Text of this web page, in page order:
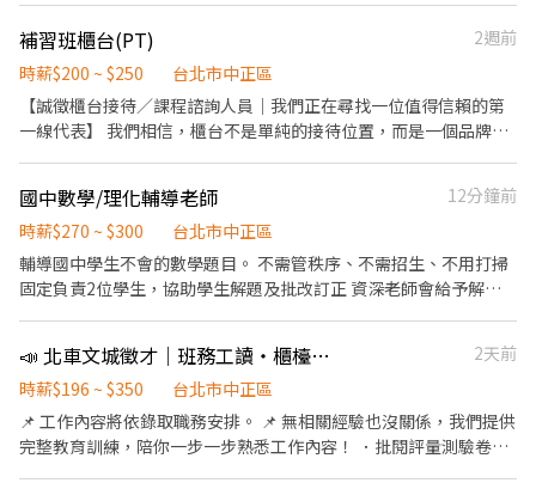
坊！ * 🦸‍♂️🦸‍♀️ 熱愛孩子的助教 * 時薪 200 元起 ⬆️⬆️ (表現優異另有加
給) * 協助老師準備課程教材、 維持課堂秩序、 陪伴孩子學習 * 喜歡
和孩子互動、 有耐心、 具備基礎電腦操作能力 * 沒經驗？ 免驚！
完整的師訓制度， 讓你輕鬆上手！ 😉 * 👨‍💻👩‍💻 經驗豐富的程式講
專長、 教學經驗豐富、 能設計生動活潑的課程 * 課程教案都幫你排
好好， 照著上就 OK！ 😎 🎁 加入樂程坊， 你將享有： * 💰 優渥的
作環境和團隊 (同事都超好相處！) * 🚀 持續學習和成長的機會 (提升
你的教學和程式能力！) * 🥳 和孩子一起玩樂、 激發創意 (每天都被
孩子們的童真療癒！) * 🥳 彈性排班， 兼顧課業和生活 (打工賺錢、
社團玩樂、 戀愛交友 ... 通通沒問題！) 💖 如果你： * 喜歡孩子 * 對
我們！ 📞 聯絡方式 * 電話： 0952388661 * Email：
thefunlearnbar@gmail.com * 歡迎直接私訊詢問喔！！！ 期待你
的加入， 和我們一起 玩轉程式、 啟發未來！ ✨
補習班櫃台(PT)
2週前
時薪$200 ~ $250
台北市中正區
【誠徵櫃台接待／課程諮詢人員｜我們正在尋找一位值得信賴的第
一線代表】 我們相信，櫃台不是單純的接待位置，而是一個品牌與
負責接待來訪學員與顧客，提供友善且專業的第一印象 2.課程資訊
諮詢與報名協助，清楚傳達課程價值 3.協助社群平台日常經營，傳
遞品牌理念與溫度 4.基本行政庶務處理，協助維持營運流程順暢 5.
社群經營 我們希望你具備以下特質: 口齒清晰，思路清楚，擅長溝通
地面對不同情境 對社群經營有基本概念，願意學習與成長 【我們在
找的人，不只是能勝任這份工作，更是願意和我們一起努力的夥
們誠摯邀請你加入我們的行列，一起打造不一樣的未來。 請立即投
遞履歷，讓我們認識你 適合的人選，我們將盡快安排面談，期待與
你相見。
國中數學/理化輔導老師
12分鐘前
時薪$270 ~ $300
台北市中正區
輔導國中學生不會的數學題目。 不需管秩序、不需招生、不用打掃
固定負責2位學生，協助學生解題及批改訂正 資深老師會給予解題
📣 北車文城徵才｜班務工讀・櫃檯工讀・活動推廣・課業輔導工讀 👥
2天前
時薪$196 ~ $350
台北市中正區
📌 工作內容將依錄取職務安排。 📌 無相關經驗也沒關係，我們提供
完整教育訓練，陪你一步一步熟悉工作內容！ ．批閱評量測驗卷。